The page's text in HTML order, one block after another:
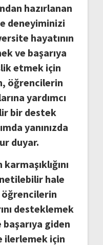
hazırlanan
deneyiminizi
hayatının
ve başarıya
etmek için
öğrencilerin
yardımcı
bir destek
yanınızda
duyar.
hale
desteklemek
giden
ilerlemek için